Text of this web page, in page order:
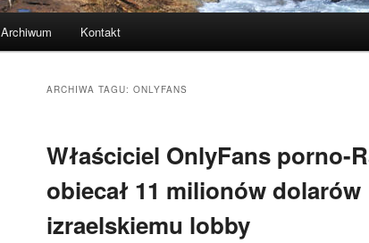
Archiwum Kontakt
ARCHIWA TAGU: ONLYFANS
Właściciel OnlyFans porno-
obiecał 11 milionów dolarów
izraelskiemu lobby